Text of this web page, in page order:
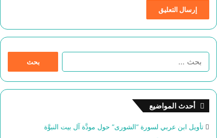
:
أحدث المواضيع
تأويل ابن عربي لسورة “الشورى” حول مودَّة آل بيت النبوَّة